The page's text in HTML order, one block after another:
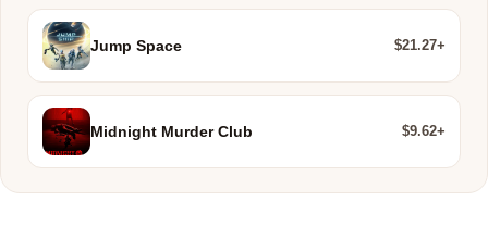
Jump Space $21.27+
Midnight Murder Club $9.62+